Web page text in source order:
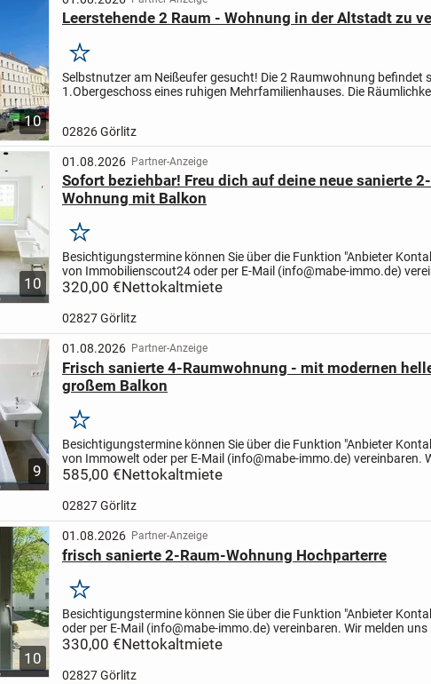
10
Leerstehende 2 Raum - Wohnung in der Altstadt zu
Merken
Selbstnutzer am Neißeufer gesucht! Die 2 Raumwohnung befindet
1.Obergeschoss eines ruhigen Mehrfamilienhauses. Die
02826 Görlitz
10
01.08.2026 Partner-Anzeige
Sofort beziehbar! Freu dich auf deine neue sanierte
Wohnung mit Balkon
Merken
Besichtigungstermine können Sie über die Funktion "Anbieter
von Immobilienscout24 oder per E-Mail (info@mabe-immo.de)
Wir melden uns kurzfristig zurück!
320,00 €Nettokaltmiete
02827 Görlitz
9
01.08.2026 Partner-Anzeige
Frisch sanierte 4-Raumwohnung - mit modernen
großem Balkon
Merken
Besichtigungstermine können Sie über die Funktion "Anbieter
von Immowelt oder per E-Mail (info@mabe-immo.de) vereinbaren.
uns kurzfristig zurück!Die "Seegärten Görlitz" sind...
585,00 €Nettokaltmiete
02827 Görlitz
10
01.08.2026 Partner-Anzeige
frisch sanierte 2-Raum-Wohnung Hochparterre
Merken
Besichtigungstermine können Sie über die Funktion "Anbieter
oder per E-Mail (info@mabe-immo.de) vereinbaren. Wir melden
zurück!Die Wohnung wird neu saniert inklusive...
330,00 €Nettokaltmiete
02827 Görlitz